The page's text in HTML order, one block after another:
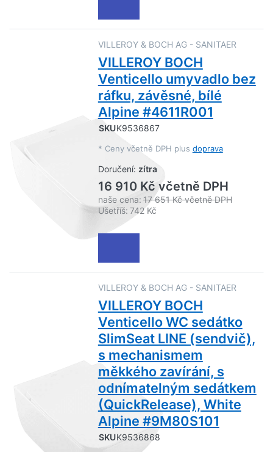
VILLEROY & BOCH AG - SANITAER
VILLEROY BOCH
Venticello umyvadlo bez
ráfku, závěsné, bílé
Alpine #4611R001
SKUK9536867
* Ceny včetně DPH plus doprava
Doručení: zítra
16 910 Kč včetně DPH
naše cena: 17 651 Kč včetně DPH
Ušetříš: 742 Kč
VILLEROY & BOCH AG - SANITAER
VILLEROY BOCH
Venticello WC sedátko
SlimSeat LINE (sendvič),
s mechanismem
měkkého zavírání, s
odnímatelným sedátkem
(QuickRelease), White
Alpine #9M80S101
SKUK9536868